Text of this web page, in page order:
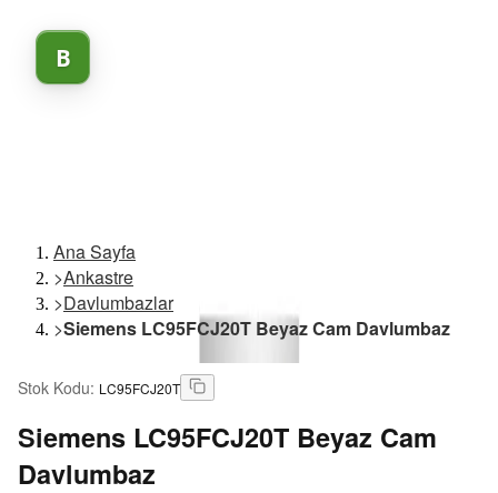
B
Ana Sayfa
>Ankastre
>Davlumbazlar
>Siemens LC95FCJ20T Beyaz Cam Davlumbaz
Stok Kodu: LC95FCJ20T
Siemens LC95FCJ20T Beyaz Cam
Davlumbaz